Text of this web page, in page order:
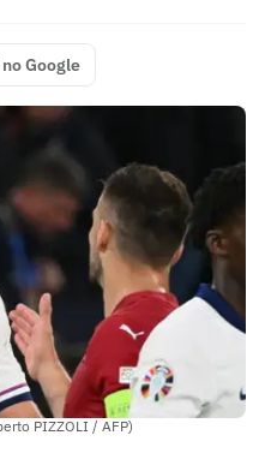
Google
PIZZOLI / AFP)